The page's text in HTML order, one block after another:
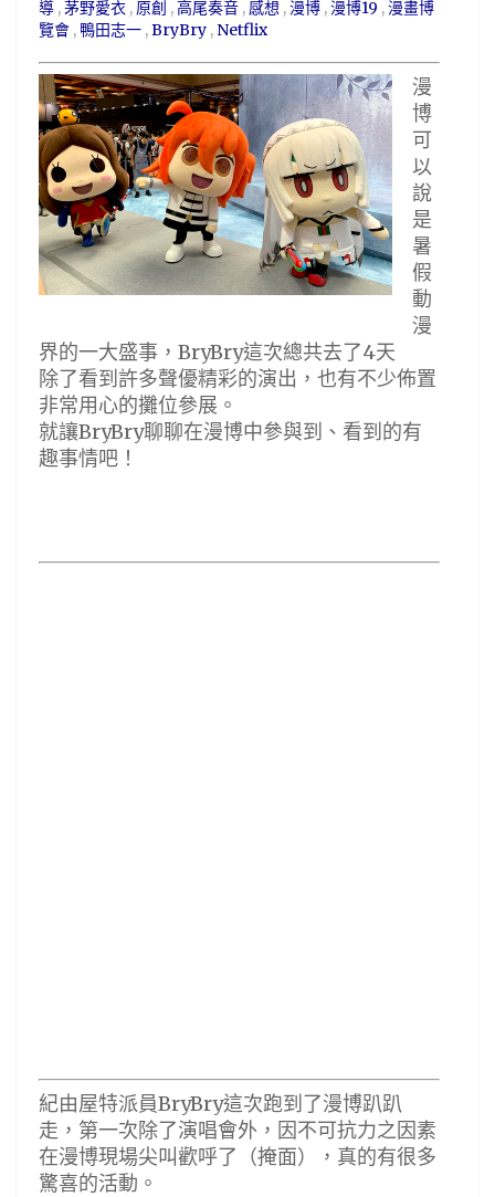
導 ,茅野愛衣 , 原創 ,高尾奏音 , 感想 ,漫博 ,漫博19 ,漫畫博
覽會 , 鴨田志一 ,BryBry , Netflix
漫
博
可
以
說
是
暑
假
動
漫
界的一大盛事，BryBry這次總共去了4天
除了看到許多聲優精彩的演出，也有不少佈置
非常用心的攤位參展。
就讓BryBry聊聊在漫博中參與到、看到的有
趣事情吧！
紀由屋特派員BryBry這次跑到了漫博趴趴
走，第一次除了演唱會外，因不可抗力之因素
在漫博現場尖叫歡呼了（掩面），真的有很多
驚喜的活動。